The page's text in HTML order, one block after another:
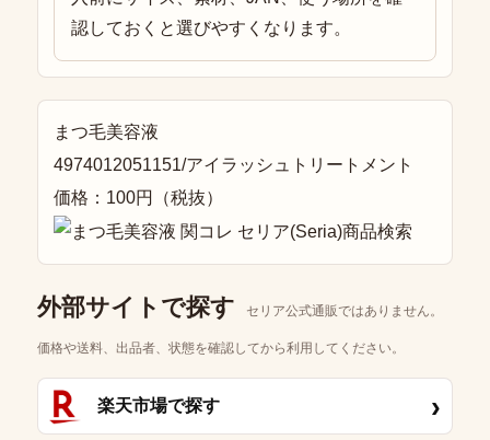
認しておくと選びやすくなります。
まつ毛美容液
4974012051151/アイラッシュトリートメント
価格：100円（税抜）
外部サイトで探す セリア公式通販ではありません。
価格や送料、出品者、状態を確認してから利用してください。
楽天市場で探す ›